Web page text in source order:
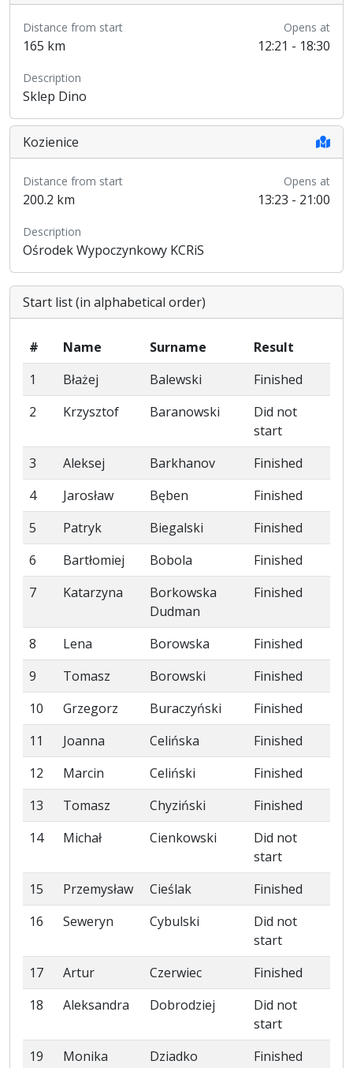
Distance from start
165 km
Opens at
12:21 - 18:30
Description
Sklep Dino
Kozienice
Distance from start
200.2 km
Opens at
13:23 - 21:00
Description
Ośrodek Wypoczynkowy KCRiS
Start list (in alphabetical order)
# Name Surname
Result
1
Błażej Balewski
Finished
2
Krzysztof Baranowski
Did not
start
3
Aleksej Barkhanov
Finished
4
Jarosław Bęben
Finished
5
Patryk Biegalski
Finished
6
Bartłomiej Bobola
Finished
7
Katarzyna
Borkowska
Dudman
Finished
8 Lena Borowska
Finished
9
Tomasz Borowski
Finished
10
Grzegorz Buraczyński
Finished
11
Joanna Celińska
Finished
12
Marcin Celiński
Finished
13
Tomasz Chyziński
Finished
14
Michał Cienkowski
Did not
start
15
Przemysław Cieślak
Finished
16
Seweryn Cybulski
Did not
start
17
Artur Czerwiec
Finished
18
Aleksandra Dobrodziej
Did not
start
19
Monika Dziadko
Finished